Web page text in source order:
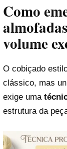
Como
volume
O cobiçado
clássico, mas
exige uma
estrutura da